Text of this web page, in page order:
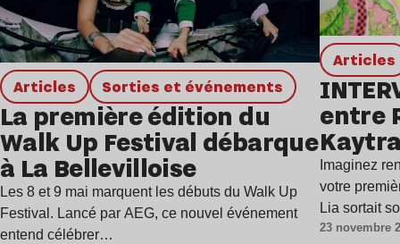
Articles Sorties et événements
La première édition du
Walk Up Festival débarque
à La Bellevilloise
Les 8 et 9 mai marquent les débuts du Walk Up
Festival. Lancé par AEG, ce nouvel événement
entend célébrer…
Articles
entre
Imaginez
votre
Lia sortait
23 novembre